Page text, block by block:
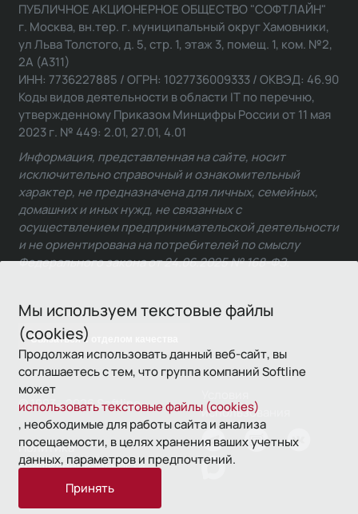
Мы используем текстовые файлы
(cookies)
Продолжая использовать данный веб-сайт, вы
соглашаетесь с тем, что группа компаний Softline
может
использовать текстовые файлы (cookies)
, необходимые для работы сайта и анализа
посещаемости, в целях хранения ваших учетных
данных, параметров и предпочтений.
Принять
Связаться с отделом качества
ПУБЛИЧНОЕ АКЦИОНЕРНОЕ ОБЩЕСТВО "СОФТЛАЙН"
г. Москва, вн.тер. г. муниципальный округ Хамовники,
ул Льва Толстого, д. 5, стр. 1, этаж 3, помещ. 1, ком. №2,
2А (А311)
ИНН: 7736227885 / ОГРН: 1027736009333 / ОКВЭД: 46.90
Коды видов деятельности в области IT по перечню,
утвержденному Приказом Минцифры России от 11 мая
2023 г. № 449: 2.01, 27.01, 4.01
Информация, представленная на сайте, носит
исключительно справочный и ознакомительный
характер, не предназначена для личных, семейных,
домашних и иных нужд, не связанных с
осуществлением предпринимательской деятельности
и не ориентирована на потребителей по смыслу
Федерального закона от 24.06.2025 № 168-ФЗ.
© 1993—2026 Softline
использования
Политика
конфиденциальности